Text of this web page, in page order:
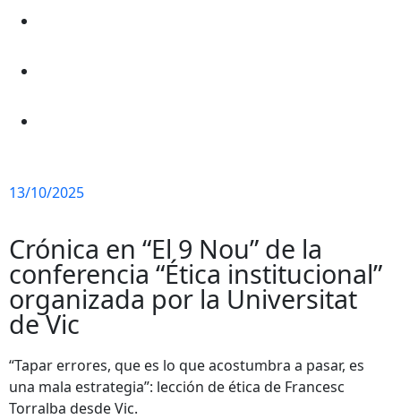
13/10/2025
Crónica en “El 9 Nou” de la
conferencia “Ética institucional”
organizada por la Universitat
de Vic
“Tapar errores, que es lo que acostumbra a pasar, es
una mala estrategia”: lección de ética de Francesc
Torralba desde Vic.